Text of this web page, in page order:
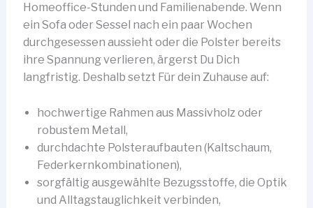
Homeoffice-Stunden und Familienabende. Wenn
ein Sofa oder Sessel nach ein paar Wochen
durchgesessen aussieht oder die Polster bereits
ihre Spannung verlieren, ärgerst Du Dich
langfristig. Deshalb setzt Für dein Zuhause auf:
hochwertige Rahmen aus Massivholz oder
robustem Metall,
durchdachte Polsteraufbauten (Kaltschaum,
Federkernkombinationen),
sorgfältig ausgewählte Bezugsstoffe, die Optik
und Alltagstauglichkeit verbinden,